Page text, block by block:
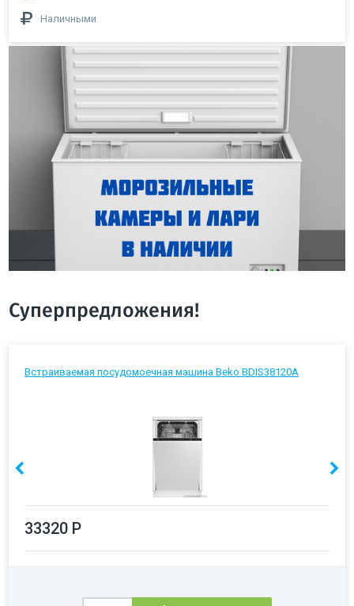
Наличными
Суперпредложения!
Встраиваемая посудомоечная машина Beko BDIS38120A
33320 Р